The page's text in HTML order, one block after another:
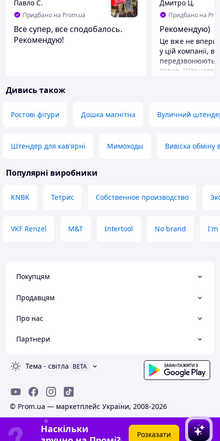
Павло С.
Придбано на Prom.ua
Все супер, все сподобалось.
Рекомендую!
Дмитро Ц.
Придбано на
Рекомендую)
Це вже не
у цій компанії,
передзвонюють
товар. Штендер
Дивись також
Ростові фігури Дошка магнітна Вуличний
Штендер для кав'ярні Мимоходы Вивіска обміну
Популярні виробники
KNBK Тетрис Собственное производство
VKF Renzel M&T Intertool No brand I'm
Покупцям
Продавцям
Про нас
Партнери
Тема - світла BETA
© Prom.ua — маркетплейс України, 2008-2026
Наскільки
Розказати